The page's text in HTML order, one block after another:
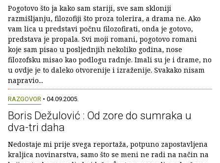
Pogotovo što ja kako sam stariji, sve sam skloniji
razmišljanju, filozofiji što proza tolerira, a drama ne. Ako
vam lica u predstavi počnu filozofirati, onda je gotovo,
predstava je propala. Svi moji romani, pogotovo romani
koje sam pisao u posljednjih nekoliko godina, nose
filozofsku misao kao podlogu radnje. Imali su je i drame, no
u ovdje je to daleko otvorenije i izraženije. Svakako nisam
napravio...
RAZGOVOR • 04.09.2005.
Boris Dežulović : Od zore do sumraka u
dva-tri daha
Nedostaje mi prije svega reportaža, potpuno zapostavljena
kraljica novinarstva, samo što se meni ne radi na način na